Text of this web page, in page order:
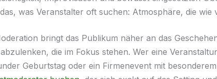
was Veranstalter oft suchen: Atmosphäre, die wie
bringt das Publikum näher an das
die im Fokus stehen. Wer eine
Geburtstag oder ein Firmenevent mit